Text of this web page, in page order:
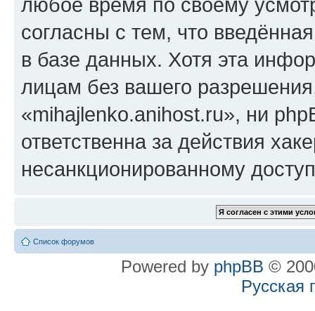
согласны с тем, что
в базе данных. Хотя эта
лицам без вашего
«mihajlenko.anihost.ru», ни
ответственна за действия
несанкционированному
Список форумов
Powered by phpBB ©
Русская